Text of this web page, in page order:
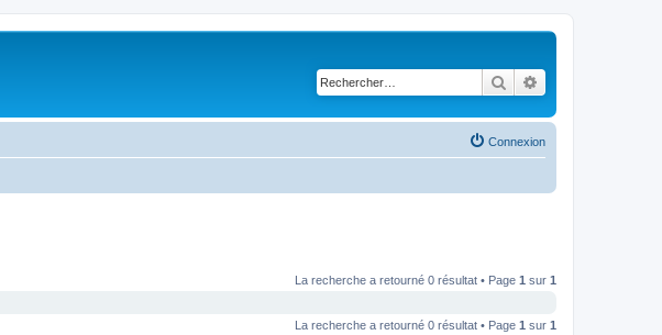
Rechercher
Connexion
La recherche a retourné 0 résultat • Page 1 sur 1
La recherche a retourné 0 résultat • Page 1 sur 1